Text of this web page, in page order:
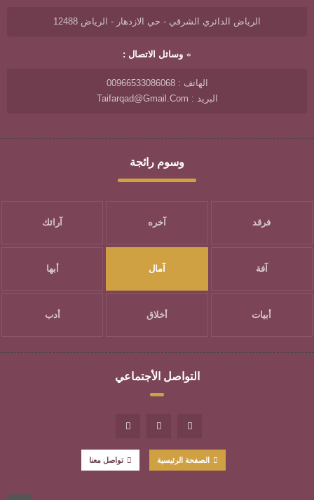
الرياض الدائري الشرقي - حي الازدهار - الرياض 12488
وسائل الاتصال :
الهاتف : 00966533086068
البريد : Taifarqad@gmail.com
وسوم رائجة
فرقد آخره آرائك
آفة آمال أبها
أبيات أخلاق أدب
التواصل الأجتماعي
الصفحة الرئيسية تواصل معنا